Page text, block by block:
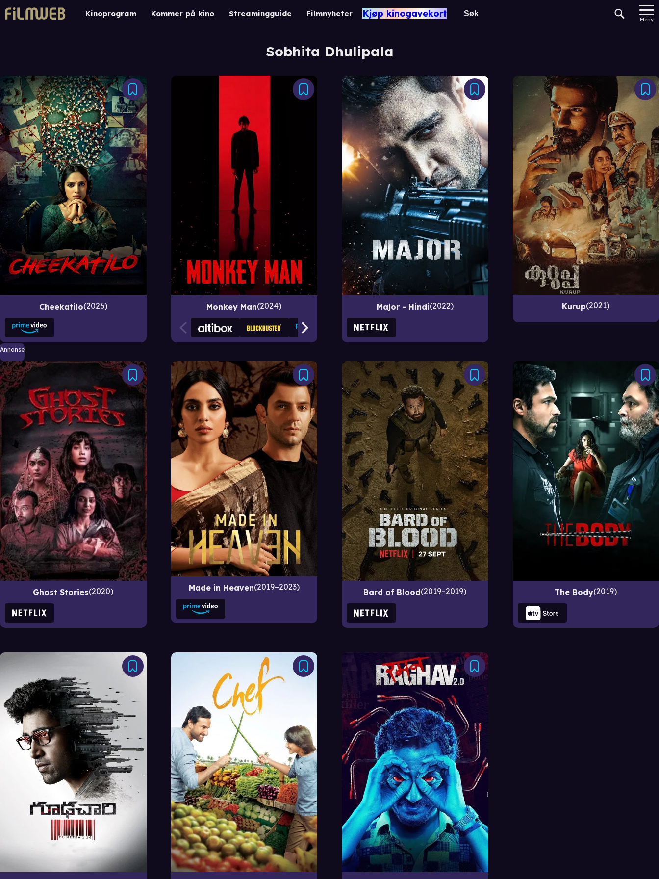
Kinoprogram Kommer på kino Streamingguide Filmnyheter Kjøp kinogavekort
Meny
Sobhita Dhulipala
Cheekatilo 2026 Monkey Man 2024 Major - Hindi 2022 Kurup 2021
Annonse
Ghost Stories 2020 Made in Heaven 2019–2023
Bard of Blood 2019–2019 The Body 2019